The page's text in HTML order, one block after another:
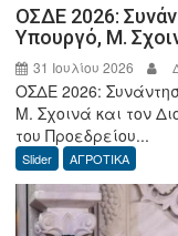
ΟΣΔΕ 2026:
Υπουργό, Μ.
31 Ιουλίου 2026
ΟΣΔΕ 2026:
Μ. Σχοινά και τον
του Προεδρείου...
Slider ΑΓΡΟΤΙΚΑ